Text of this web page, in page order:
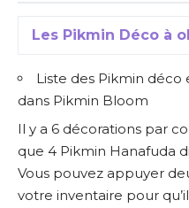
Les Pikmin Déco à
Liste des Pikmin
dans Pikmin Bloom
Il y a 6 décorations par
que 4 Pikmin Hanafuda
Vous pouvez appuyer
votre inventaire pour